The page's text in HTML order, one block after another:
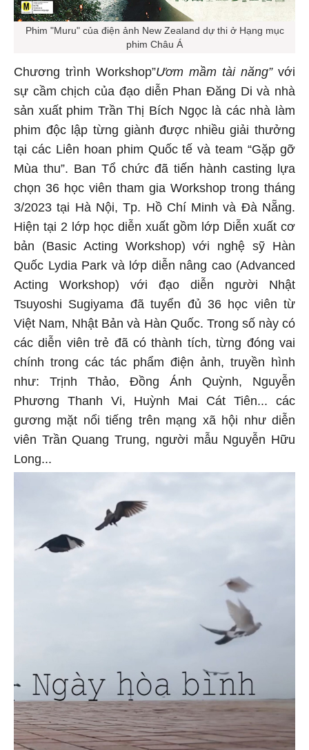
Phim "Muru" của điện ảnh New Zealand dự thi ở Hạng mục
phim Châu Á
Chương trình Workshop”Ươm mầm tài năng”với
sự cầm chịch của đạo diễn Phan Đăng Di và nhà
sản xuất phim Trần Thị Bích Ngọc là các nhà làm
phim độc lập từng giành được nhiều giải thưởng
tại các Liên hoan phim Quốc tế và team “Gặp gỡ
Mùa thu”. Ban Tổ chức đã tiến hành casting lựa
chọn 36 học viên tham gia Workshop trong tháng
3/2023 tại Hà Nội, Tp. Hồ Chí Minh và Đà Nẵng.
Hiện tại 2 lớp học diễn xuất gồm lớp Diễn xuất cơ
bản (Basic Acting Workshop) với nghệ sỹ Hàn
Quốc Lydia Park và lớp diễn nâng cao (Advanced
Acting Workshop) với đạo diễn người Nhật
Tsuyoshi Sugiyama đã tuyển đủ 36 học viên từ
Việt Nam, Nhật Bản và Hàn Quốc. Trong số này có
các diễn viên trẻ đã có thành tích, từng đóng vai
chính trong các tác phẩm điện ảnh, truyền hình
như: Trịnh Thảo, Đồng Ánh Quỳnh, Nguyễn
Phương Thanh Vi, Huỳnh Mai Cát Tiên... các
gương mặt nổi tiếng trên mạng xã hội như diễn
viên Trần Quang Trung, người mẫu Nguyễn Hữu
Long...